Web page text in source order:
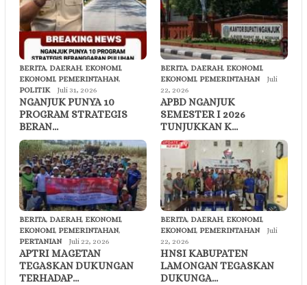
BERITA, DAERAH, EKONOMI,
EKONOMI, PEMERINTAHAN,
POLITIK
Juli 31, 2026
NGANJUK PUNYA 10
PROGRAM STRATEGIS
BERAN…
BERITA, DAERAH, EKONOMI,
EKONOMI, PEMERINTAHAN
Juli
22, 2026
APBD NGANJUK
SEMESTER I 2026
TUNJUKKAN K…
BERITA, DAERAH, EKONOMI,
EKONOMI, PEMERINTAHAN,
PERTANIAN
Juli 22, 2026
APTRI MAGETAN
TEGASKAN DUKUNGAN
TERHADAP…
BERITA, DAERAH, EKONOMI,
EKONOMI, PEMERINTAHAN
Juli
22, 2026
HNSI KABUPATEN
LAMONGAN TEGASKAN
DUKUNGA…